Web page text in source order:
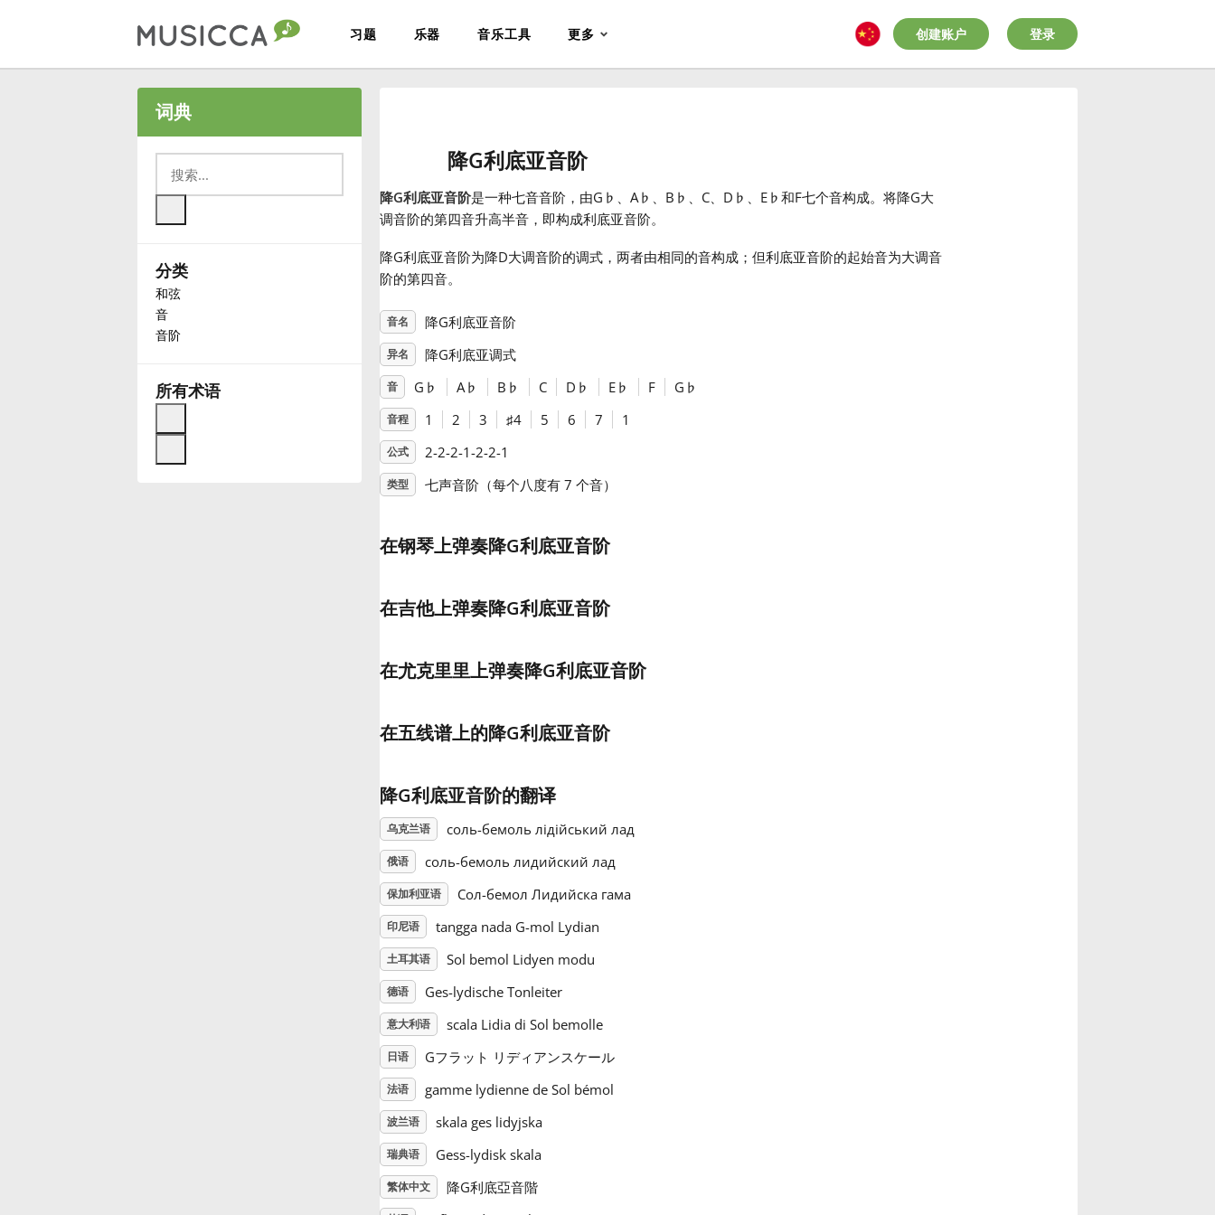
习题 乐器 音乐工具 更多
Български
Deutsch
Español
Français
创建账户 登录
词典
分类
和弦
音
音阶
所有术语
降G利底亚音阶
降G利底亚音阶是一种七音音阶，由G ♭ 、A♭ 、B ♭ 、C、D ♭ 、E♭ 和F七个音构成。将降G大
调音阶的第四音升高半音，即构成利底亚音阶。
降G利底亚音阶为降D大调音阶的调式，两者由相同的音构成；但利底亚音阶的起始音为大调音
阶的第四音。
音名 降G利底亚音阶
异名 降G利底亚调式
音 G ♭ A♭ B ♭ C D ♭ E♭ F G ♭
音程 1 2 3 ♯4 5 6 7 1
公式 2-2-2-1-2-2-1
类型 七声音阶（每个八度有 7 个音）
在钢琴上弹奏降G利底亚音阶
在吉他上弹奏降G利底亚音阶
在尤克里里上弹奏降G利底亚音阶
在五线谱上的降G利底亚音阶
降G利底亚音阶的翻译
乌克兰语 соль-бемоль лідійський лад
俄语 соль-бемоль лидийский лад
保加利亚语 Сол-бемол Лидийска гама
印尼语 tangga nada G-mol Lydian
土耳其语 Sol bemol Lidyen modu
德语 Ges-lydische Tonleiter
意大利语 scala Lidia di Sol bemolle
日语 Gフラット リディアンスケール
法语 gamme lydienne de Sol bémol
波兰语 skala ges lidyjska
瑞典语 Gess-lydisk skala
繁体中文 降G利底亞音階